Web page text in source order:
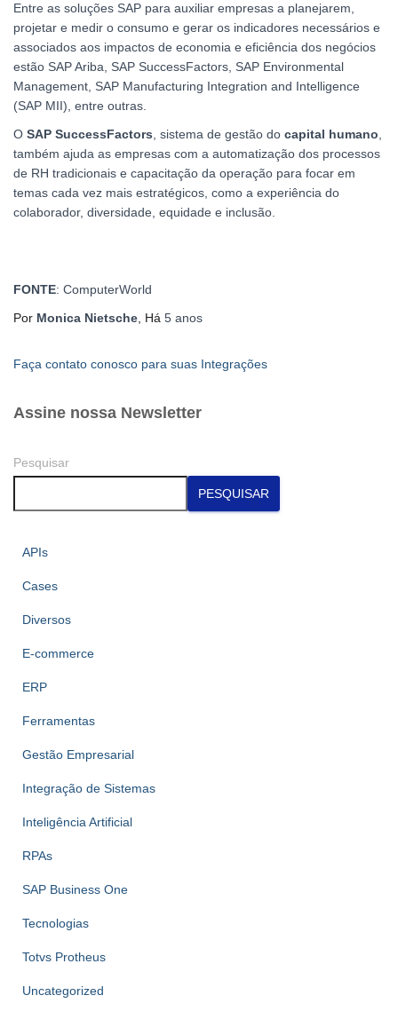
Entre as soluções SAP para auxiliar empresas a planejarem,
projetar e medir o consumo e gerar os indicadores necessários e
associados aos impactos de economia e eficiência dos negócios
estão SAP Ariba, SAP SuccessFactors, SAP Environmental
Management, SAP Manufacturing Integration and Intelligence
(SAP MII), entre outras.
O SAP SuccessFactors , sistema de gestão do capital humano
também ajuda as empresas com a automatização dos processos
de RH tradicionais e capacitação da operação para focar em
temas cada vez mais estratégicos, como a experiência do
colaborador, diversidade, equidade e inclusão.
FONTE: ComputerWorld
Por Monica Nietsche, Há 5 anos
Faça contato conosco para suas Integrações
Assine nossa Newsletter
Pesquisar
PESQUISAR
APIs
Cases
Diversos
E-commerce
ERP
Ferramentas
Gestão Empresarial
Integração de Sistemas
Inteligência Artificial
RPAs
SAP Business One
Tecnologias
Totvs Protheus
Uncategorized